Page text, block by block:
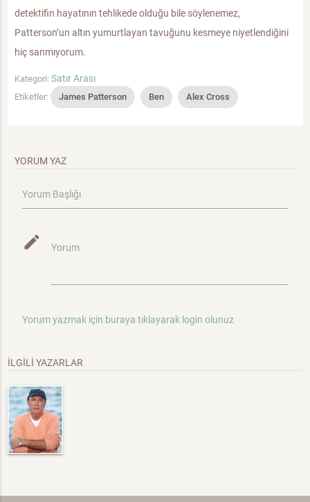
detektifin hayatının tehlikede olduğu bile söylenemez,
Patterson’un altın yumurtlayan tavuğunu kesmeye niyetlendiğini
hiç sanmıyorum.
Kategori: Satır Arası
Etiketler: James Patterson Ben Alex Cross
YORUM YAZ
Yorum Başlığı
mode_edit Yorum
Yorum yazmak için buraya tıklayarak login olunuz
İLGİLİ YAZARLAR